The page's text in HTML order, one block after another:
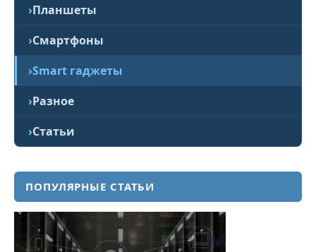
Планшеты
Смартфоны
Smart гаджеты
Разное
Статьи
ПОПУЛЯРНЫЕ СТАТЬИ